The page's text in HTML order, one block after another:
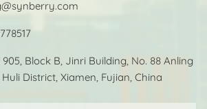
Block B, Jinri Building, No. 88 Anling
District, Xiamen, Fujian, China